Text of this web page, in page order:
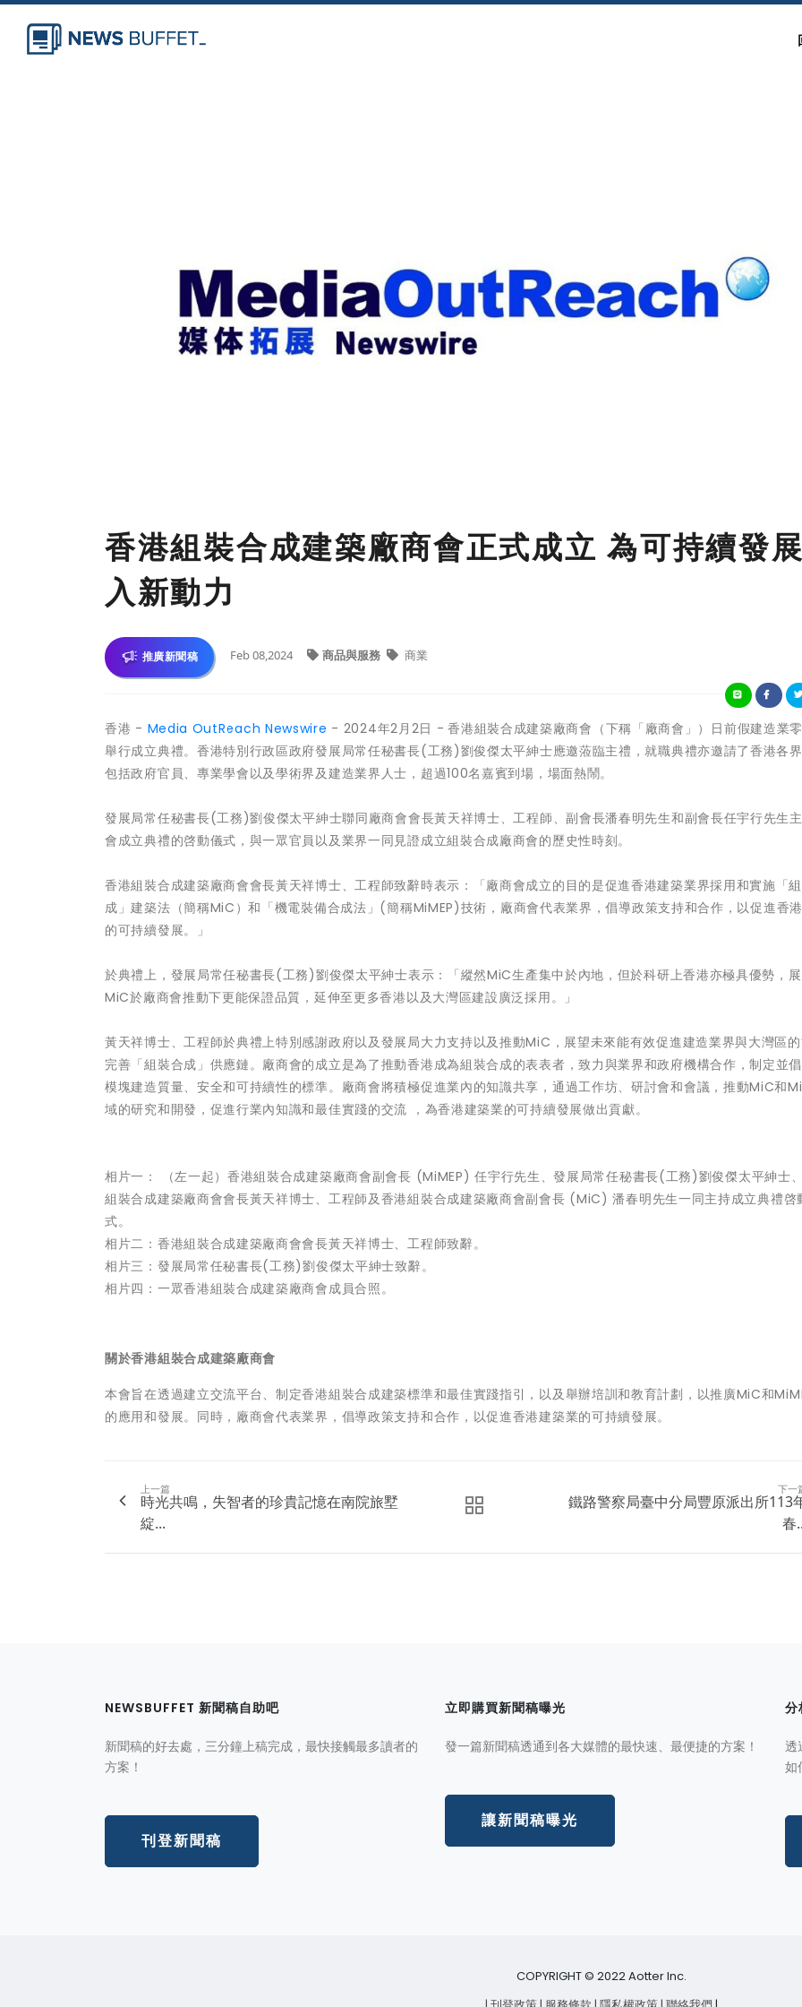
香港組裝合成建築廠商會正式成立 為可持續發
入新動力
推廣新聞稿 Feb 08,2024 商品與服務 商業
香港 - Media OutReach Newswire - 2024年2月2日 - 香港組裝合成建築廠商會（下稱「廠商會」）日前假建造業
舉行成立典禮。香港特別行政區政府發展局常任秘書長(工務)劉俊傑太平紳士應邀蒞臨主禮，就職典禮亦邀請了香港各界
包括政府官員、專業學會以及學術界及建造業界人士，超過100名嘉賓到場，場面熱鬧。
發展局常任秘書長(工務)劉俊傑太平紳士聯同廠商會會長黃天祥博士、工程師、副會長潘春明先生和副會長任宇行先生
會成立典禮的啓動儀式，與一眾官員以及業界一同見證成立組裝合成廠商會的歷史性時刻。
香港組裝合成建築廠商會會長黃天祥博士、工程師致辭時表示：「廠商會成立的目的是促進香港建築業界採用和實施「
成」建築法（簡稱MiC）和「機電裝備合成法」(簡稱MiMEP)技術，廠商會代表業界，倡導政策支持和合作，以促進香
的可持續發展。」
於典禮上，發展局常任秘書長(工務)劉俊傑太平紳士表示：「縱然MiC生產集中於內地，但於科研上香港亦極具優勢，
MiC於廠商會推動下更能保證品質，延伸至更多香港以及大灣區建設廣泛採用。」
黃天祥博士、工程師於典禮上特別感謝政府以及發展局大力支持以及推動MiC，展望未來能有效促進建造業界與大灣區
完善「組裝合成」供應鏈。廠商會的成立是為了推動香港成為組裝合成的表表者，致力與業界和政府機構合作，制定並
模塊建造質量、安全和可持續性的標準。廠商會將積極促進業內的知識共享，通過工作坊、研討會和會議，推動MiC和
域的研究和開發，促進行業內知識和最佳實踐的交流 ，為香港建築業的可持續發展做出貢獻。
相片一： （左一起）香港組裝合成建築廠商會副會長 (MiMEP) 任宇行先生、發展局常任秘書長(工務)劉俊傑太平紳士
組裝合成建築廠商會會長黃天祥博士、工程師及香港組裝合成建築廠商會副會長 (MiC) 潘春明先生一同主持成立典禮啓
式。
相片二：香港組裝合成建築廠商會會長黃天祥博士、工程師致辭。
相片三：發展局常任秘書長(工務)劉俊傑太平紳士致辭。
相片四：一眾香港組裝合成建築廠商會成員合照。
關於香港組裝合成建築廠商會
本會旨在透過建立交流平台、制定香港組裝合成建築標準和最佳實踐指引，以及舉辦培訓和教育計劃，以推廣MiC和
的應用和發展。同時，廠商會代表業界，倡導政策支持和合作，以促進香港建築業的可持續發展。
上一篇
時光共鳴，失智者的珍貴記憶在南院旅墅
綻...
下一
鐵路警察局臺中分局豐原派出所113
春
NEWSBUFFET 新聞稿自助吧
新聞稿的好去處，三分鐘上稿完成，最快接觸最多讀者的
方案！
刊登新聞稿
立即購買新聞稿曝光
發一篇新聞稿透通到各大媒體的最快速、最便捷的方案！
讓新聞稿曝光
分
透
如
COPYRIGHT © 2022 Aotter Inc.